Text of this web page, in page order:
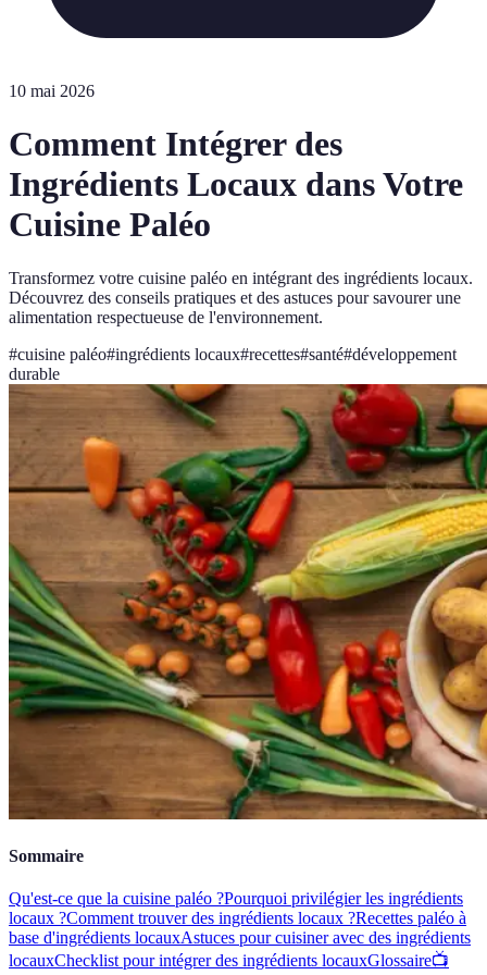
10 mai 2026
Comment Intégrer des
Ingrédients Locaux dans Votre
Cuisine Paléo
Transformez votre cuisine paléo en intégrant des ingrédients locaux.
Découvrez des conseils pratiques et des astuces pour savourer une
alimentation respectueuse de l'environnement.
#cuisine paléo#ingrédients locaux#recettes#santé#développement
durable
Sommaire
Qu'est-ce que la cuisine paléo ?Pourquoi privilégier les ingrédients
locaux ?Comment trouver des ingrédients locaux ?Recettes paléo à
base d'ingrédients locauxAstuces pour cuisiner avec des ingrédients
locauxChecklist pour intégrer des ingrédients locauxGlossaire📺